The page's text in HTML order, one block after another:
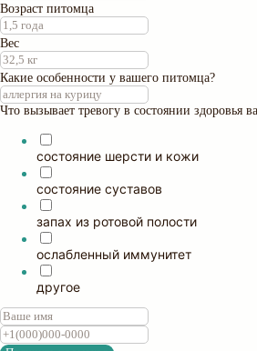
Возраст питомца
Вес
Какие особенности у вашего питомца?
Что вызывает тревогу в состоянии здоровья
состояние шерсти и кожи
состояние суставов
запах из ротовой полости
ослабленный иммунитет
другое